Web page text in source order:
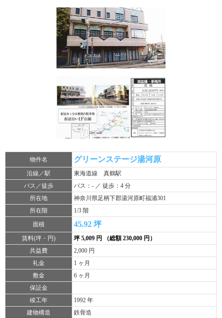
物件名 グリーンステージ湯河原
沿線／駅
東海道線 真鶴駅
バス／徒歩
バス：- ／ 徒歩：4 分
所在地
神奈川県足柄下郡湯河原町福浦301
所在階
1/3 階
面積
45.92 坪
賃料(坪・円)
坪 5,009 円 （総額 230,000 円）
共益費
2,000 円
礼金
1 ヶ月
敷金
6 ヶ月
保証金
竣工年
1992 年
建物構造
鉄骨造